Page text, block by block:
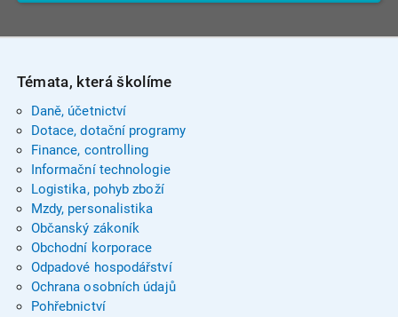
Témata, která školíme
Daně, účetnictví
Dotace, dotační programy
Finance, controlling
Informační technologie
Logistika, pohyb zboží
Mzdy, personalistika
Občanský zákoník
Obchodní korporace
Odpadové hospodářství
Ochrana osobních údajů
Pohřebnictví